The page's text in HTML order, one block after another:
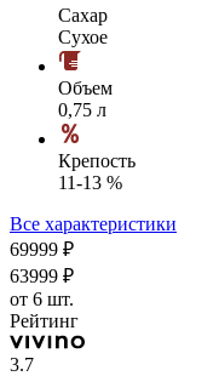
Сахар
Сухое
Объем
0,75 л
Крепость
11-13 %
Все характеристики
69999 ₽
63999 ₽
от 6 шт.
Рейтинг
3.7